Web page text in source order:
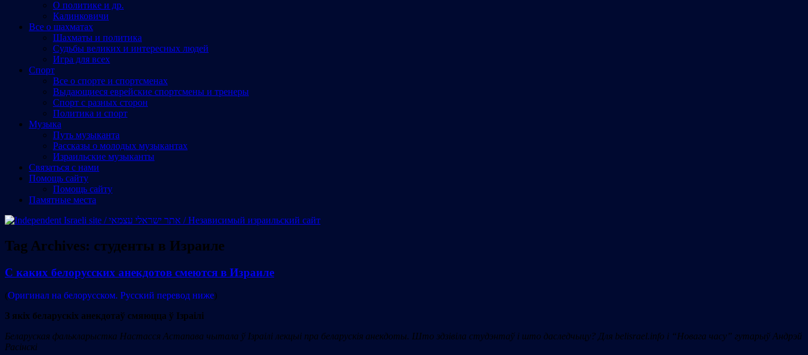
О политике и др.
Калинковичи
Все о шахматах
Шахматы и политика
Судьбы великих и интересных людей
Игра для всех
Спорт
Все о спорте и спортсменах
Выдающиеся еврейские спортсмены и тренеры
Спорт с разных сторон
Политика и спорт
Музыка
Путь музыканта
Рассказы о молодых музыкантах
Израильские музыканты
Cвязаться с нами
Помощь сайту
Помощь сайту
Памятные места
Tag Archives: студенты в Израиле
С каких белорусских анекдотов смеются в Израиле
(Оригинал на белорусском. Русский перевод ниже)
З якіх беларускіх анекдотаў смяюцца ў Ізраілі
Беларуская фалькларыстка Настасся Астапава чытала ў Ізраілі лекцыі пра беларускія анекдоты. Што здзівіла студэнтаў і што даследчыцу? Для belisrael.info i “Новага часу” гутарыў Андрэй
Расінскі